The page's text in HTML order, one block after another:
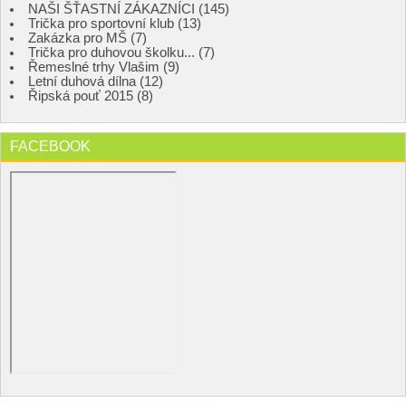
NAŠI ŠŤASTNÍ ZÁKAZNÍCI (145)
Trička pro sportovní klub (13)
Zakázka pro MŠ (7)
Trička pro duhovou školku... (7)
Řemeslné trhy Vlašim (9)
Letní duhová dílna (12)
Řipská pouť 2015 (8)
FACEBOOK